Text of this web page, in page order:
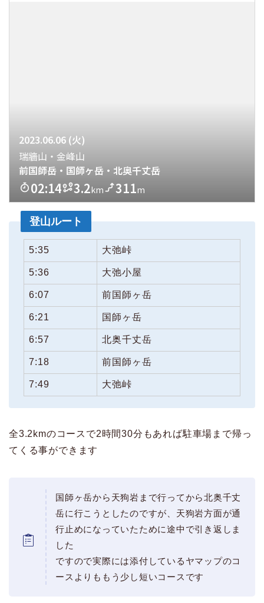
登山ルート
5:35 大弛峠
5:36 大弛小屋
6:07 前国師ヶ岳
6:21 国師ヶ岳
6:57 北奥千丈岳
7:18 前国師ヶ岳
7:49 大弛峠
全3.2kmのコースで2時間30分もあれば駐車場まで帰っ
てくる事ができます
国師ヶ岳から天狗岩まで行ってから北奥千丈
岳に行こうとしたのですが、天狗岩方面が通
行止めになっていたために途中で引き返しま
した
ですので実際には添付しているヤマップのコ
ースよりももう少し短いコースです